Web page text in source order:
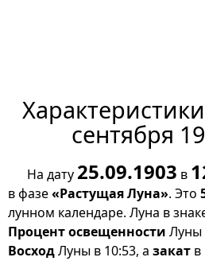
сентября
На дату 25.09.1903 в
в фазе«Растущая Луна». Это
лунном календаре. Луна в
Процент освещенности Луны
ВосходЛуны в 10:53, а закат в